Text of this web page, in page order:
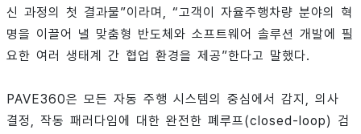
신 과정의 첫 결과물”이라며, “고객이 자율주행차량 분야의 혁
명을 이끌어 낼 맞춤형 반도체와 소프트웨어 솔루션 개발에 필
요한 여러 생태계 간 협업 환경을 제공”한다고 말했다.
PAVE360은 모든 자동 주행 시스템의 중심에서 감지, 의사
결정, 작동 패러다임에 대한 완전한 폐루프(closed-loop) 검